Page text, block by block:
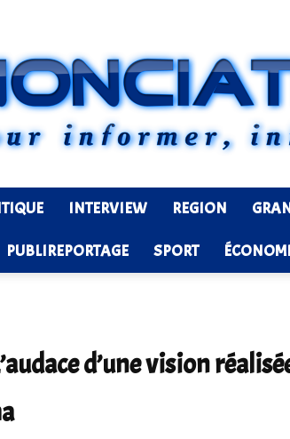
INTERVIEW REGION
PUBLIREPORTAGE SPORT
d’une vision